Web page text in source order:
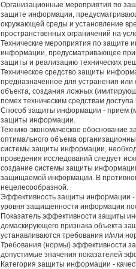
Организационные мероприятия по
защите информации,
окружающей среды и установление
пространственных ограничений на
Технические мероприятия по защите
информации, предусматривающее
защиты и реализацию технических
Техническое средство защиты
предназначенное для устранения
объекта, создания ложных
помех техническим средствам
Способ защиты информации - прием
защиты информации.
Технико-экономическое
оптимального объема
системы защиты информации,
проведения исследований следует
создание системы защиты
защищаемой информации. В
нецелесообразной.
Эффективность защиты информации -
уровня защищенности информации
Показатель эффективности защиты
демаскирующего признака объекта
устанавливаются требования и/или
Требования (нормы) эффективности
допустимые значения показателей
Категория защиты информации -